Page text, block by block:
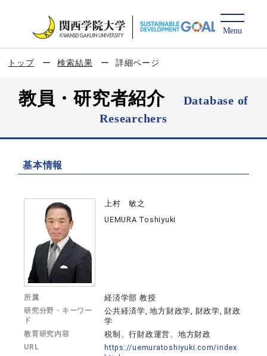
トップ 検索結果 詳細ページ
教員・研究者紹介
Database of
Researchers
基本情報
上村 敏之
UEMURA Toshiyuki
所属 経済学部 教授
研究分野・キーワー
ド
公共経済学, 地方財政学, 財政学, 財政
学
教育研究内容 税制、行財政運営、地方財政
URL
https://uemuratoshiyuki.com/index.